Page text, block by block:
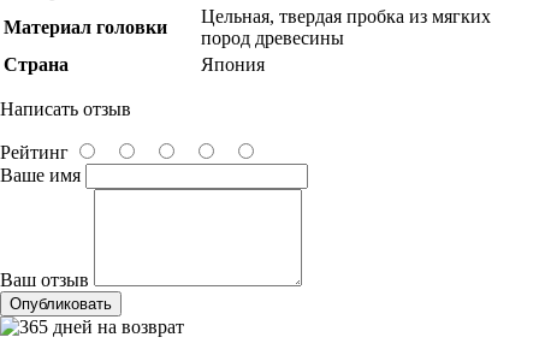
Материал головки
Цельная, твердая пробка из мягких
пород древесины
Страна
Япония
Написать отзыв
Рейтинг
Ваше имя
Ваш отзыв
Опубликовать